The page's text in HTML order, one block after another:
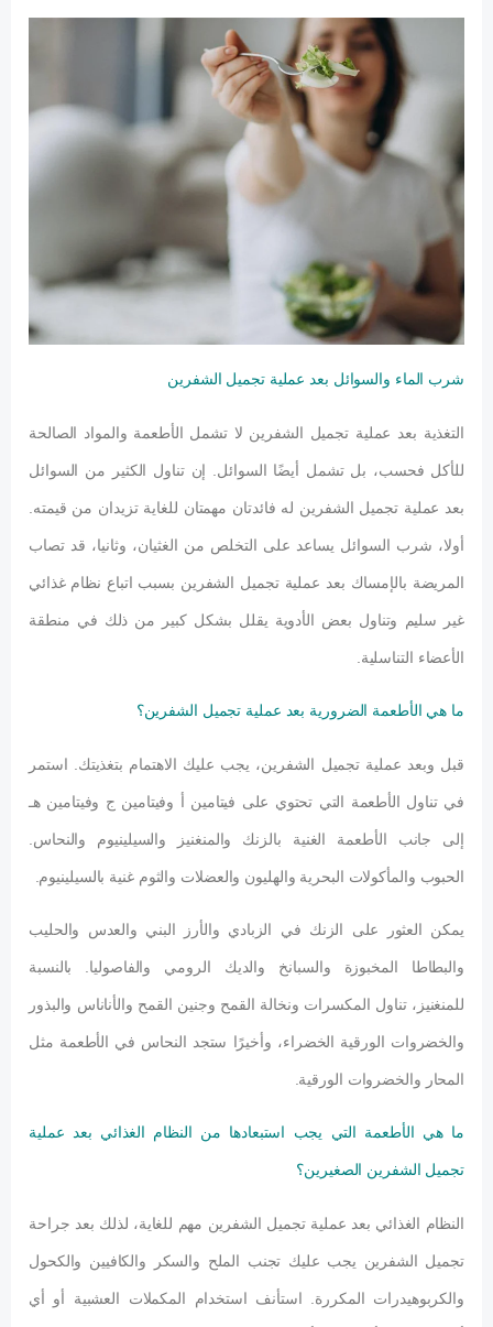
شرب الماء والسوائل بعد عملية تجميل الشفرين
التغذية بعد عملية تجميل الشفرين لا تشمل الأطعمة والمواد الصالحة
للأكل فحسب، بل تشمل أيضًا السوائل. إن تناول الكثير من السوائل
بعد عملية تجميل الشفرين له فائدتان مهمتان للغاية تزيدان من قيمته.
أولا، شرب السوائل يساعد على التخلص من الغثيان، وثانيا، قد تصاب
المريضة بالإمساك بعد عملية تجميل الشفرين بسبب اتباع نظام غذائي
غير سليم وتناول بعض الأدوية يقلل بشكل كبير من ذلك في منطقة
الأعضاء التناسلية.
ما هي الأطعمة الضرورية بعد عملية تجميل الشفرين؟
قبل وبعد عملية تجميل الشفرين، يجب عليك الاهتمام بتغذيتك. استمر
في تناول الأطعمة التي تحتوي على فيتامين أ وفيتامين ج وفيتامين هـ
إلى جانب الأطعمة الغنية بالزنك والمنغنيز والسيلينيوم والنحاس.
الحبوب والمأكولات البحرية والهليون والعضلات والثوم غنية بالسيلينيوم.
يمكن العثور على الزنك في الزبادي والأرز البني والعدس والحليب
والبطاطا المخبوزة والسبانخ والديك الرومي والفاصوليا. بالنسبة
للمنغنيز، تناول المكسرات ونخالة القمح وجنين القمح والأناناس والبذور
والخضروات الورقية الخضراء، وأخيرًا ستجد النحاس في الأطعمة مثل
المحار والخضروات الورقية.
ما هي الأطعمة التي يجب استبعادها من النظام الغذائي بعد عملية
تجميل الشفرين الصغيرين؟
النظام الغذائي بعد عملية تجميل الشفرين مهم للغاية، لذلك بعد جراحة
تجميل الشفرين يجب عليك تجنب الملح والسكر والكافيين والكحول
والكربوهيدرات المكررة. استأنف استخدام المكملات العشبية أو أي